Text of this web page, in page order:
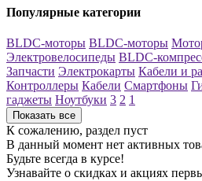
Популярные категории
BLDC-моторы BLDC-моторы
Электровелосипеды BLDC-
Запчасти Электрокарты Кабели и
Контроллеры Кабели Смартфоны
гаджеты Ноутбуки 3 2 1
Показать все
К сожалению, раздел пуст
В данный момент нет активных
Будьте всегда в курсе!
Узнавайте о скидках и акциях